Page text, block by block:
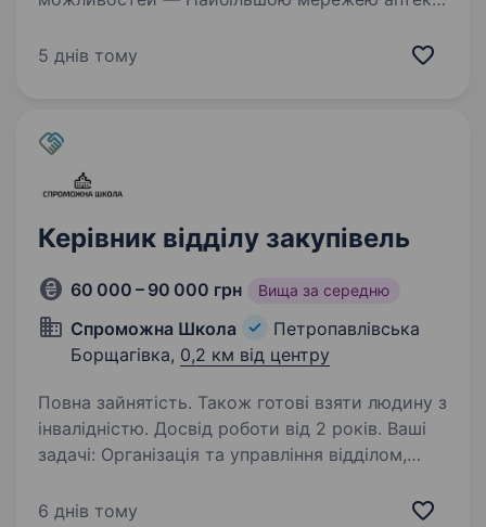
штату шукаємо кандидатів на посаду
5 днів тому
Керівник відділу закупівель
60 000 – 90 000 грн Вища за середню
Спроможна Школа
Петропавлівська
Борщагівка, 0,2 км від центру
Повна зайнятість. Також готові взяти людину з
інвалідністю. Досвід роботи від 2 років. Ваші
задачі: Організація та управління відділом,
усередині команди закупівель, контроль
6 днів тому